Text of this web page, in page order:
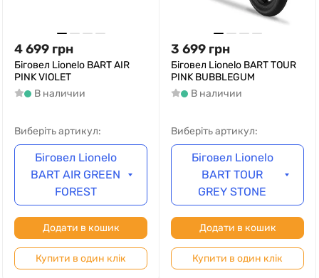
4 699 грн
Біговел Lionelo BART AIR
PINK VIOLET
В наличии
Виберіть артикул:
Біговел Lionelo
BART AIR GREEN
FOREST
Додати в кошик
Купити в один клік
3 699 грн
Біговел Lionelo BART TOUR
PINK BUBBLEGUM
В наличии
Виберіть артикул:
Біговел Lionelo
BART TOUR
GREY STONE
Додати в кошик
Купити в один клік